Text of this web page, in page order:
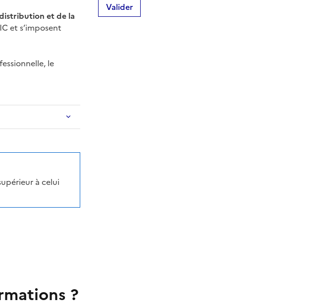
et de la
et s’imposent
le
à celui
Valider
?